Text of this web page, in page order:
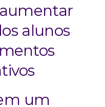
alunos
um